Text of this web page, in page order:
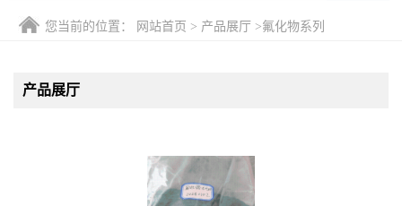
证书荣誉
您当前的位置： 网站首页 > 产品展厅 >氟化物系列
产品展厅